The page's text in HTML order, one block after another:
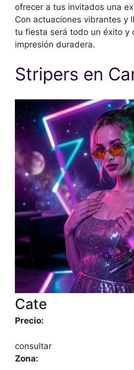
ofrecer a tus invitados una
Con actuaciones vibrantes y
tu fiesta será todo un éxito y
impresión duradera.
Stripers en
Cate
Precio:
consultar
Zona: